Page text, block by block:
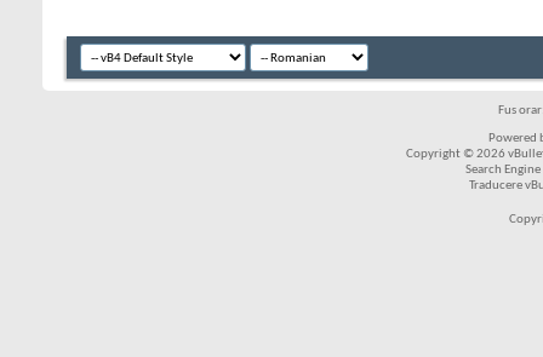
Fus
Powered
Copyright © 2026
Search
Traducere